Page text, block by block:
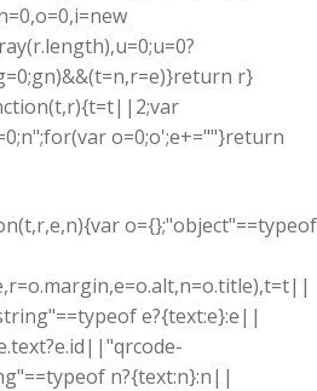
=0?
n)&&(t=n,r=e)}return r}
";for(var o=0;o';e+=""}return
o={};"object"==typeof
e?{text:e}:e||
n?{text:n}:n||